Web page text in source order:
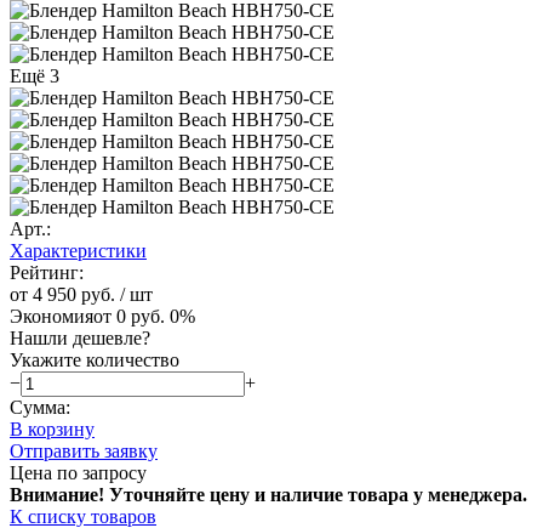
Ещё 3
Арт.:
Характеристики
Рейтинг:
от 4 950 руб. / шт
Экономияот 0 руб. 0%
Нашли дешевле?
Укажите количество
−
+
Сумма:
В корзину
Отправить заявку
Цена по запросу
Внимание! Уточняйте цену и наличие товара у менеджера.
К списку товаров